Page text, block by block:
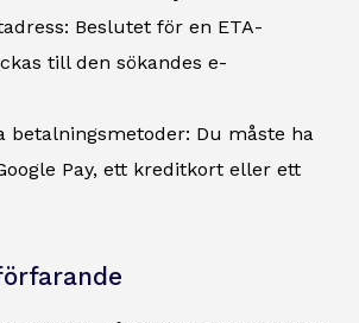
Beslutet för en ETA-
till den sökandes e-
betalningsmetoder: Du måste ha
Pay, ett kreditkort eller ett